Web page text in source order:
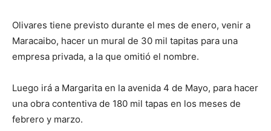
Olivares tiene previsto durante el mes de enero, venir a
Maracaibo, hacer un mural de 30 mil tapitas para una
empresa privada, a la que omitió el nombre.
Luego irá a Margarita en la avenida 4 de Mayo, para hacer
una obra contentiva de 180 mil tapas en los meses de
febrero y marzo.